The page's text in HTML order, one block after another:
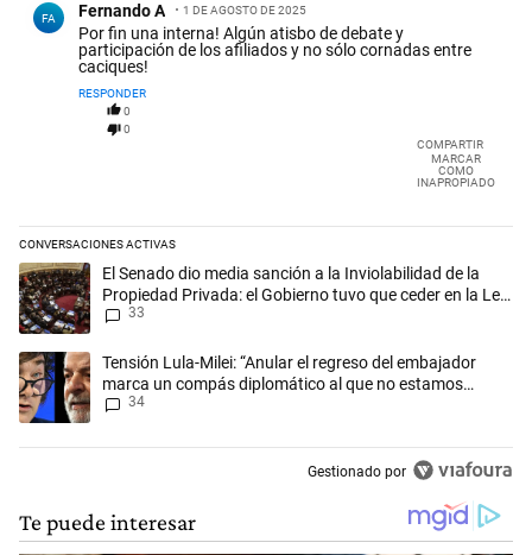
FA Fernando A 1 DE AGOSTO DE 2025
Por fin una interna! Algún atisbo de debate y
participación de los afiliados y no sólo cornadas entre
caciques!
RESPONDER
0
0
COMPARTIR
MARCAR
COMO
INAPROPIADO
CONVERSACIONES ACTIVAS
Este listado muestra los artículos con más comentarios en los
Un artículo de tendencia con el título "El Senado dio media sanción a
El Senado dio media sanción a la Inviolabilidad de la
Propiedad Privada: el Gobierno tuvo que ceder en la Ley
del Manejo del Fuego
33
Un artículo de tendencia con el título "Tensión Lula-Milei: “Anular el
Tensión Lula-Milei: “Anular el regreso del embajador
marca un compás diplomático al que no estamos
acostumbrados"
34
Gestionado por